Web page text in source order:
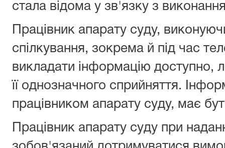
стала відома у зв'язку з
Працівник апарату суду,
спілкування, зокрема й під час
викладати інформацію доступно,
її однозначного сприйняття.
працівником апарату суду, має
Працівник апарату суду при